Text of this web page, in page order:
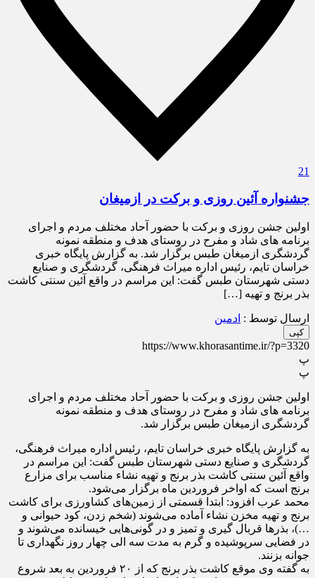
21
جشنواره آئین روزی و برکت در ازمیغان
اولین جشن روزی و برکت با حضور آحاد مختلف مردم و اجرای
برنامه های شاد و مفرح در روستای هدف و منطقه نمونه
گردشگری ازمیغان طبس برگزار شد. به گزارش پایگاه خبری
خراسان تایم، رئیس اداره میراث فرهنگی، گردشگری و صنایع
دستی شهرستان طبس گفت: این مراسم در واقع آئین سنتی کاشت
بذر برنج و تهیه […]
ارسال توسط : ادمین
کپی
https://www.khorasantime.ir/?p=3320
پ
پ
اولین جشن روزی و برکت با حضور آحاد مختلف مردم و اجرای
برنامه های شاد و مفرح در روستای هدف و منطقه نمونه
گردشگری ازمیغان طبس برگزار شد.
به گزارش پایگاه خبری خراسان تایم، رئیس اداره میراث فرهنگی،
گردشگری و صنایع دستی شهرستان طبس گفت: این مراسم در
واقع آئین سنتی کاشت بذر برنج و تهیه نشاء مناسب برای مزارع
برنج است که اواخر فروردین ماه برگزار می‌شود.
محمد عرب افزود: ابتدا قسمتی از زمین‌های کشاورزی برای کاشت
برنج و تهیه مخزن نشاء آماده می‌شوند (شخم زدن، کود حیوانی و
…)، بذر‌ها قربال گیری و تمیز و در گونی‌هایی خیسانده می‌شوند و
در فضایی سرپوشیده و گرم به مدت سه الی چهار روز نگهداری تا
جوانه بزنند.
به گفته وی موقع کاشت بذر برنج که از ۲۰ فروردین به بعد شروع